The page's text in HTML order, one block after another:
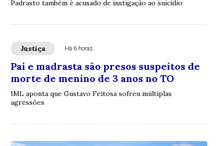
Padrasto também é acusado de instigação ao suicídio
Justiça Há 6 horas
Pai e madrasta são presos suspeitos de
morte de menino de 3 anos no TO
IML aponta que Gustavo Feitosa sofreu múltiplas
agressões